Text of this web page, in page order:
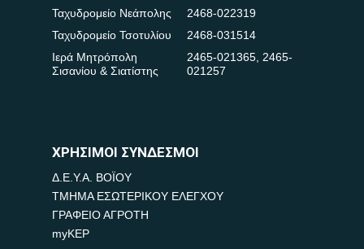
Ταχυδρομείο Νεάπολης
2468-022319
Ταχυδρομείο Τσοτυλίου
2468-031514
Ιερά Μητρόπολη
Σισανίου & Σιατίστης
2465-021365, 2465-
021257
ΧΡΗΣΙΜΟΙ ΣΥΝΔΕΣΜΟΙ
Δ.Ε.Υ.Α. ΒΟΪΟΥ
ΤΜΗΜΑ ΕΣΩΤΕΡΙΚΟΥ ΕΛΕΓΧΟΥ
ΓΡΑΦΕΙΟ ΑΓΡΟΤΗ
myKEP